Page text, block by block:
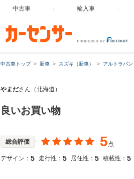
中古車 輸入車
中古車トップ 新車 スズキ（新車） アルトラパン
やまださん（北海道）
良いお買い物
総合評価 5点
デザイン： 5 走行性： 5 居住性： 5 積載性： 5